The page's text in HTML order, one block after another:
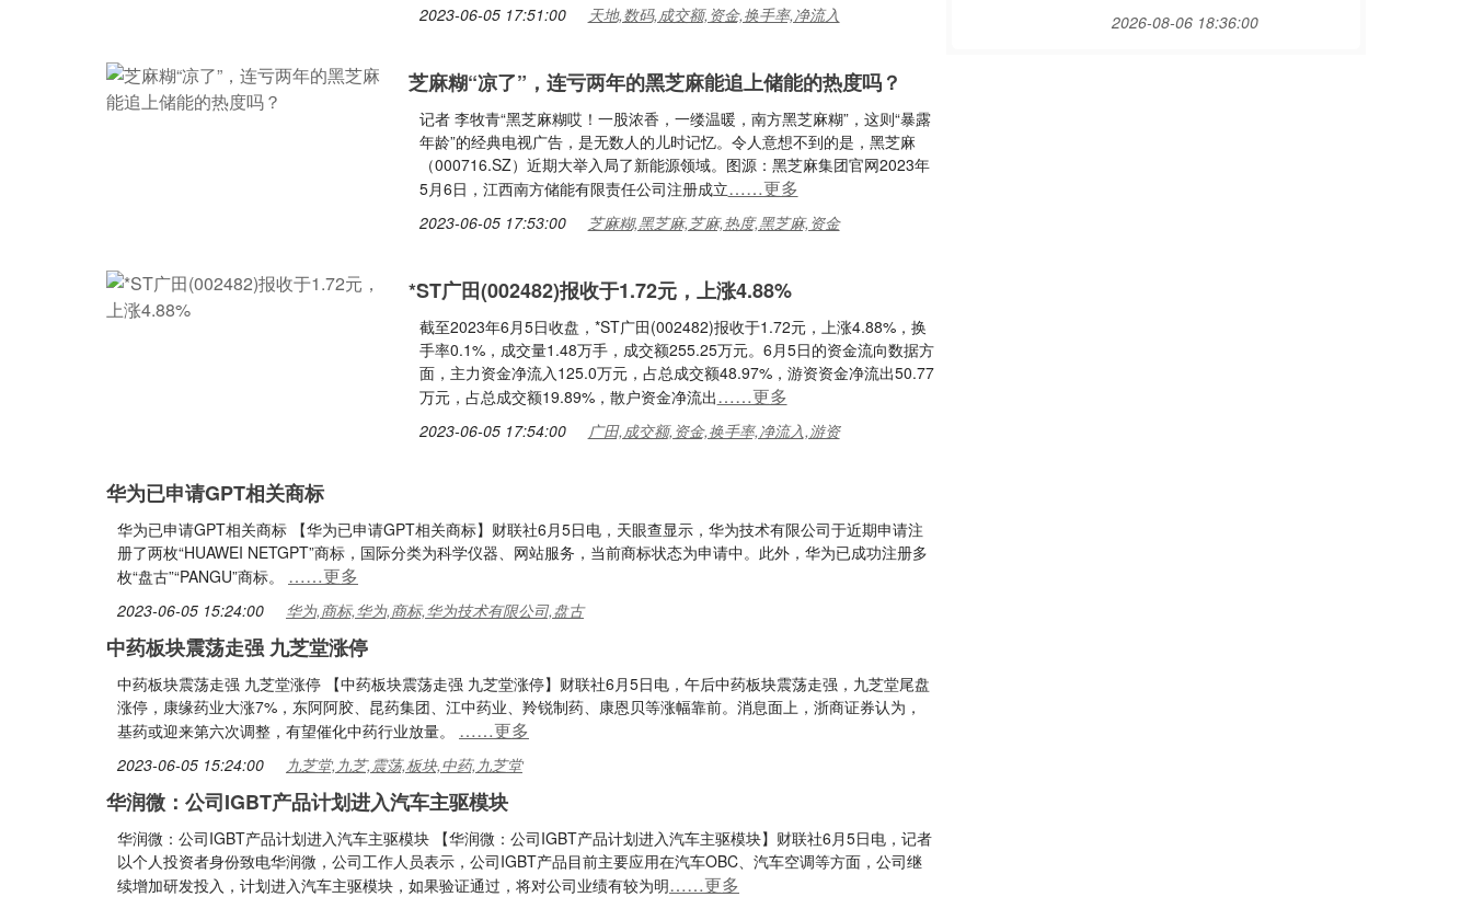
2023-06-05 17:51:00 天地,数码,成交额,资金,换手率,净流入
芝麻糊“凉了”，连亏两年的黑芝麻能追上储能的热度吗？
记者 李牧青“黑芝麻糊哎！一股浓香，一缕温暖，南方黑芝麻糊”，这则“暴露
年龄”的经典电视广告，是无数人的儿时记忆。令人意想不到的是，黑芝麻
（000716.SZ）近期大举入局了新能源领域。图源：黑芝麻集团官网2023年
5月6日，江西南方储能有限责任公司注册成立……更多
2023-06-05 17:53:00 芝麻糊,黑芝麻,芝麻,热度,黑芝麻,资金
*ST广田(002482)报收于1.72元，上涨4.88%
截至2023年6月5日收盘，*ST广田(002482)报收于1.72元，上涨4.88%，换
手率0.1%，成交量1.48万手，成交额255.25万元。6月5日的资金流向数据方
面，主力资金净流入125.0万元，占总成交额48.97%，游资资金净流出50.77
万元，占总成交额19.89%，散户资金净流出……更多
2023-06-05 17:54:00 广田,成交额,资金,换手率,净流入,游资
华为已申请GPT相关商标
华为已申请GPT相关商标 【华为已申请GPT相关商标】财联社6月5日电，天眼查显示，华为技术有限公司于近期申请注
册了两枚“HUAWEI NETGPT”商标，国际分类为科学仪器、网站服务，当前商标状态为申请中。此外，华为已成功注册多
枚“盘古”“PANGU”商标。 ……更多
2023-06-05 15:24:00 华为,商标,华为,商标,华为技术有限公司,盘古
中药板块震荡走强 九芝堂涨停
中药板块震荡走强 九芝堂涨停 【中药板块震荡走强 九芝堂涨停】财联社6月5日电，午后中药板块震荡走强，九芝堂尾盘
涨停，康缘药业大涨7%，东阿阿胶、昆药集团、江中药业、羚锐制药、康恩贝等涨幅靠前。消息面上，浙商证券认为，
基药或迎来第六次调整，有望催化中药行业放量。 ……更多
2023-06-05 15:24:00 九芝堂,九芝,震荡,板块,中药,九芝堂
华润微：公司IGBT产品计划进入汽车主驱模块
华润微：公司IGBT产品计划进入汽车主驱模块 【华润微：公司IGBT产品计划进入汽车主驱模块】财联社6月5日电，记者
以个人投资者身份致电华润微，公司工作人员表示，公司IGBT产品目前主要应用在汽车OBC、汽车空调等方面，公司继
续增加研发投入，计划进入汽车主驱模块，如果验证通过，将对公司业绩有较为明……更多
2026-08-06 18:36:00